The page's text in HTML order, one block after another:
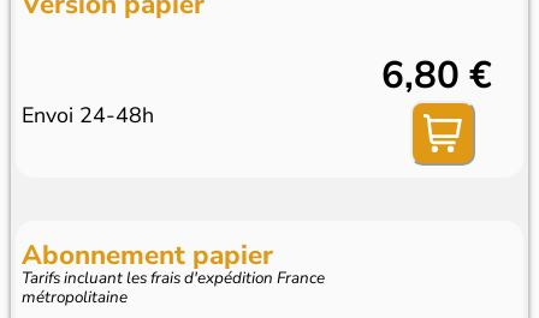
Envoi 24-48h
6,80 €
Abonnement papier
Tarifs incluant les frais d'expédition France
métropolitaine